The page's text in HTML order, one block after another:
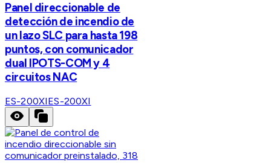
Panel direccionable de
detección de incendio de
un lazo SLC para hasta 198
puntos, con comunicador
dual IPOTS-COM y 4
circuitos NAC
ES-200XIES-200XI